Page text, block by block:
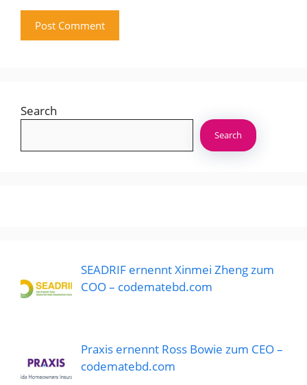
Search
Search
SEADRIF ernennt Xinmei Zheng zum
COO – codematebd.com
Praxis ernennt Ross Bowie zum CEO –
codematebd.com